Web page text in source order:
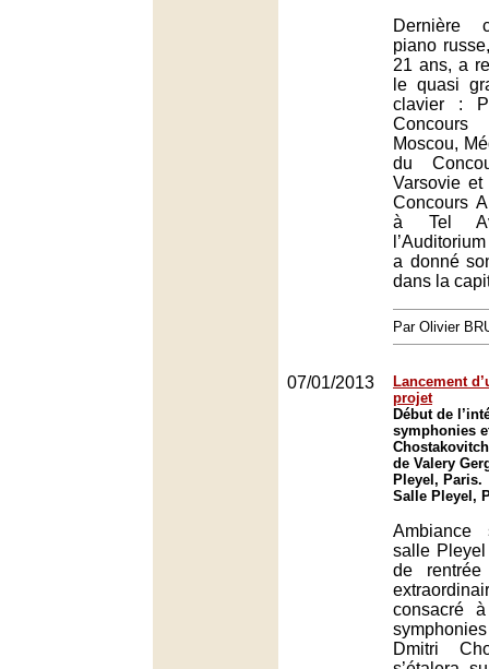
Dernière
piano
21 ans, a
le quasi
clavier :
Concours
Moscou,
du
Varsovie et
Concours
à Tel
a donné
dans la
Par Olivier
07/01/2013
Lancement
projet
Début de
symphonies
de Valery
Pleyel, Paris.
Salle Pleyel,
salle
de
consacré
Dmitri